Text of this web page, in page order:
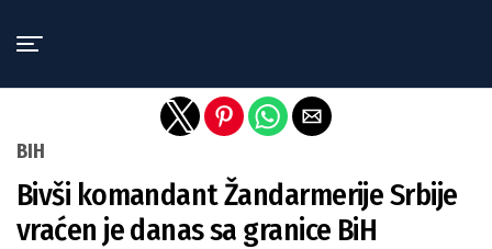
BIH
Bivši komandant Žandarmerije Srbije
vraćen je danas sa granice BiH